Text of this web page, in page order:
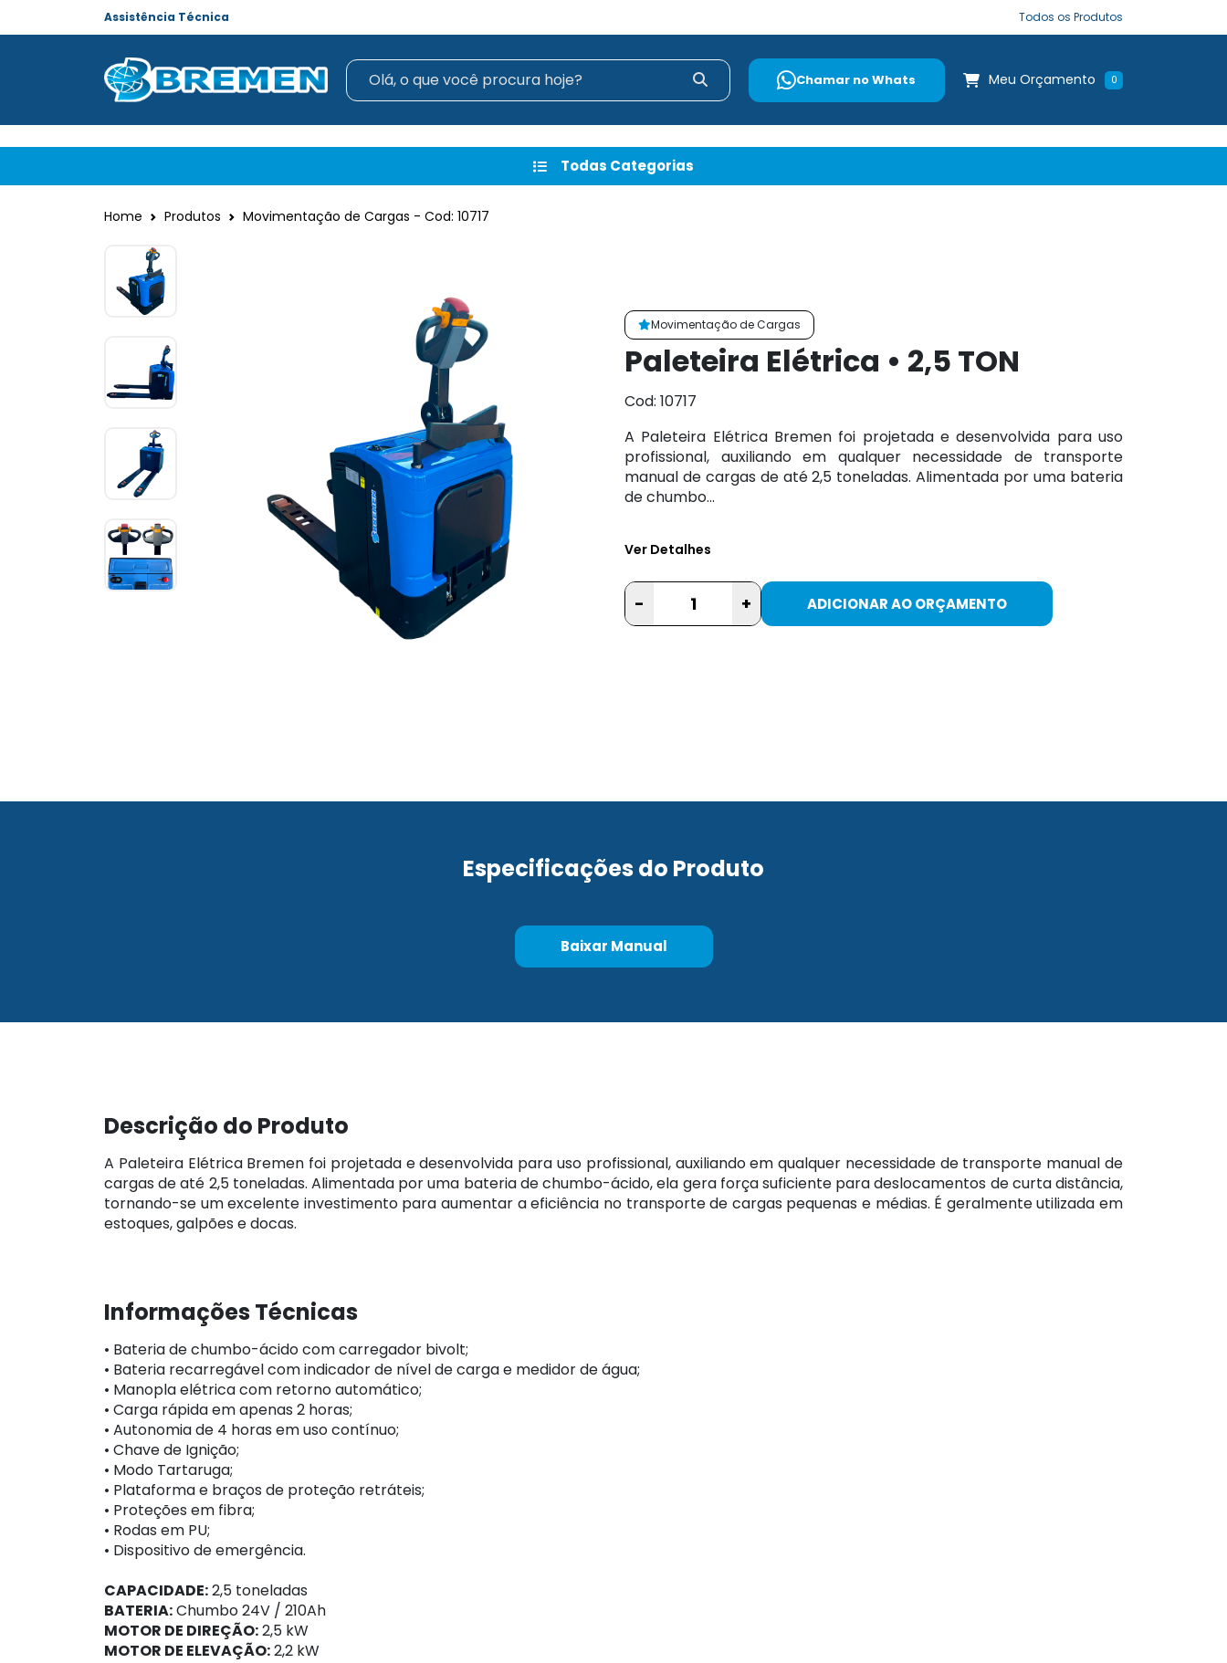
Assistência Técnica Todos os Produtos
Chamar no Whats Meu Orçamento 0
Todas Categorias
Home Produtos Movimentação de Cargas - Cod: 10717
Movimentação de Cargas
Paleteira Elétrica • 2,5 TON
Cod: 10717
A Paleteira Elétrica Bremen foi projetada e desenvolvida para uso
profissional, auxiliando em qualquer necessidade de transporte
manual de cargas de até 2,5 toneladas. Alimentada por uma bateria
de chumbo...
Ver Detalhes
- + ADICIONAR AO ORÇAMENTO
Especificações do Produto
Baixar Manual
Descrição do Produto
A Paleteira Elétrica Bremen foi projetada e desenvolvida para uso profissional, auxiliando em qualquer necessidade de transporte manual de
cargas de até 2,5 toneladas. Alimentada por uma bateria de chumbo-ácido, ela gera força suficiente para deslocamentos de curta distância,
tornando-se um excelente investimento para aumentar a eficiência no transporte de cargas pequenas e médias. É geralmente utilizada em
estoques, galpões e docas.
Informações Técnicas
• Bateria de chumbo-ácido com carregador bivolt;
• Bateria recarregável com indicador de nível de carga e medidor de água;
• Manopla elétrica com retorno automático;
• Carga rápida em apenas 2 horas;
• Autonomia de 4 horas em uso contínuo;
• Chave de Ignição;
• Modo Tartaruga;
• Plataforma e braços de proteção retráteis;
• Proteções em fibra;
• Rodas em PU;
• Dispositivo de emergência.
CAPACIDADE:2,5 toneladas
BATERIA:Chumbo 24V / 210Ah
MOTOR DE DIREÇÃO:2,5 kW
MOTOR DE ELEVAÇÃO:2,2 kW